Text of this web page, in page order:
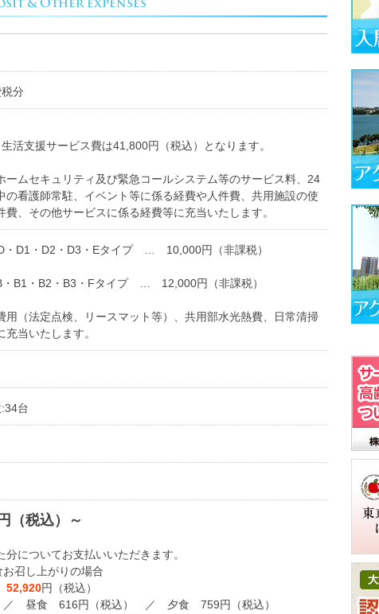
分
活支援サービス費は41,800円（税込）となります。
ームセキュリティ及び緊急コールシステム等のサービス料、24
の看護師常駐、イベント等に係る経費や人件費、共用施設の使
費、その他サービスに係る経費等に充当いたします。
D・D1・D2・D3・Eタイプ … 10,000円（非課税）
・B1・B2・B3・Fタイプ … 12,000円（非課税）
用（法定点検、リースマット等）、共用部水光熱費、日常清掃
当いたします。
台
（税込）～
についてお支払いいただきます。
召し上がりの場合
52,920円（税込）
昼食 616円（税込） ／ 夕食 759円（税込）